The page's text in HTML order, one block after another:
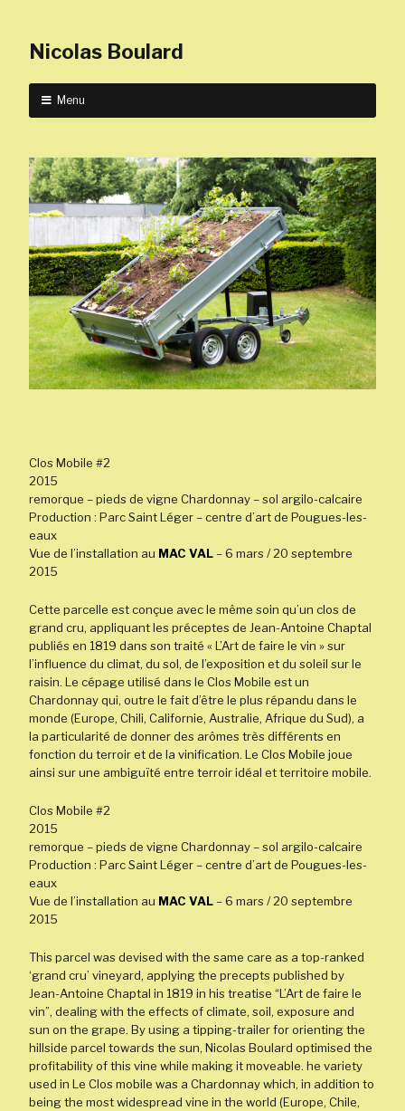
Nicolas Boulard
Menu
Clos Mobile #2
2015
remorque – pieds de vigne Chardonnay – sol argilo-calcaire
Production : Parc Saint Léger – centre d’art de Pougues-les-
eaux
Vue de l’installation au MAC VAL– 6 mars / 20 septembre
2015
Cette parcelle est conçue avec le même soin qu’un clos de
grand cru, appliquant les préceptes de Jean-Antoine Chaptal
publiés en 1819 dans son traité « L’Art de faire le vin » sur
l’influence du climat, du sol, de l’exposition et du soleil sur le
raisin. Le cépage utilisé dans le Clos Mobile est un
Chardonnay qui, outre le fait d’être le plus répandu dans le
monde (Europe, Chili, Californie, Australie, Afrique du Sud), a
la particularité de donner des arômes très différents en
fonction du terroir et de la vinification. Le Clos Mobile joue
ainsi sur une ambiguïté entre terroir idéal et territoire mobile.
Clos Mobile #2
2015
remorque – pieds de vigne Chardonnay – sol argilo-calcaire
Production : Parc Saint Léger – centre d’art de Pougues-les-
eaux
Vue de l’installation au MAC VAL– 6 mars / 20 septembre
2015
This parcel was devised with the same care as a top-ranked
‘grand cru’ vineyard, applying the precepts published by
Jean-Antoine Chaptal in 1819 in his treatise “L’Art de faire le
vin”, dealing with the effects of climate, soil, exposure and
sun on the grape. By using a tipping-trailer for orienting the
hillside parcel towards the sun, Nicolas Boulard optimised the
profitability of this vine while making it moveable. he variety
used in Le Clos mobile was a Chardonnay which, in addition to
being the most widespread vine in the world (Europe, Chile,